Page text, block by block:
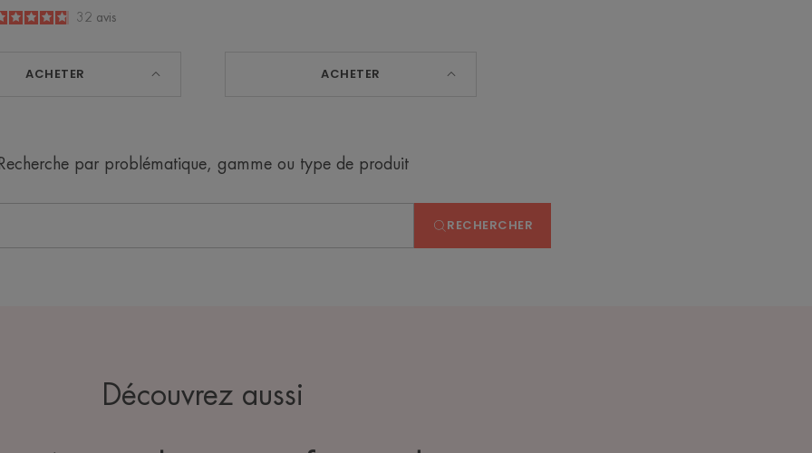
4.8
/
5
32 avis
ACHETER ACHETER
Recherche par problématique, gamme ou type de produit
RECHERCHER
Découvrez aussi